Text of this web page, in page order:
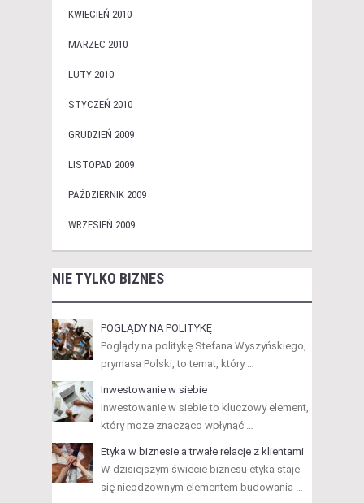
KWIECIEŃ 2010
MARZEC 2010
LUTY 2010
STYCZEŃ 2010
GRUDZIEŃ 2009
LISTOPAD 2009
PAŹDZIERNIK 2009
WRZESIEŃ 2009
NIE TYLKO BIZNES
POGLĄDY NA POLITYKĘ
Poglądy na politykę Stefana Wyszyńskiego,
prymasa Polski, to temat, który …
Inwestowanie w siebie
Inwestowanie w siebie to kluczowy element,
który może znacząco wpłynąć …
Etyka w biznesie a trwałe relacje z klientami
W dzisiejszym świecie biznesu etyka staje
się nieodzownym elementem budowania …